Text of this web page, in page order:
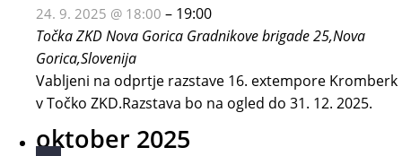
24. 9. 2025 @ 18:00 – 19:00
Točka ZKD Nova Gorica Gradnikove brigade 25,Nova
Gorica,Slovenija
Vabljeni na odprtje razstave 16. extempore Kromberk
v Točko ZKD.Razstava bo na ogled do 31. 12. 2025.
oktober 2025